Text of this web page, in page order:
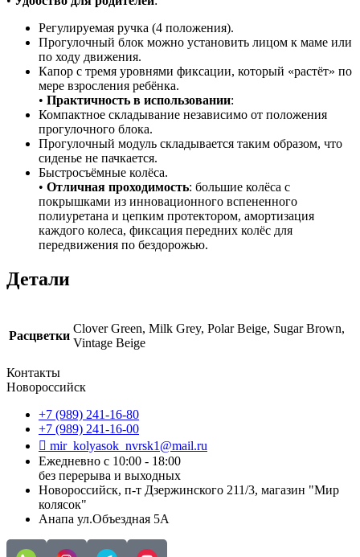
Регулируемая ручка (4 положения).
Прогулочный блок можно установить лицом к маме или
по ходу движения.
Капор с тремя уровнями фиксации, который «растёт» по
мере взросления ребёнка.
• Практичность в использовании:
Компактное складывание независимо от положения
прогулочного блока.
Прогулочный модуль складывается таким образом, что
сиденье не пачкается.
Быстросъёмные колёса.
• Отличная проходимость: большие колёса с
покрышками из инновационного вспененного
полиуретана и цепким протектором, амортизация
каждого колеса, фиксация передних колёс для
передвижения по бездорожью.
Детали
Расцветки
Clover Green, Milk Grey, Polar Beige, Sugar Brown,
Vintage Beige
Контакты
Новороссийск
+7 (989) 241-16-80
+7 (989) 241-16-00
mir_kolyasok_nvrsk1@mail.ru
Ежедневно с 10:00 - 18:00
без перерыва и выходных
Новороссийск, п-т Дзержинского 211/3, магазин "Мир
колясок"
Анапа ул.Объездная 5А